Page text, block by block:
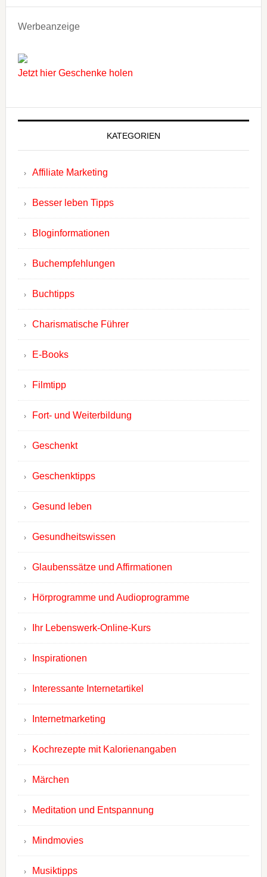
Werbeanzeige
Jetzt hier Geschenke holen
KATEGORIEN
Affiliate Marketing
Besser leben Tipps
Bloginformationen
Buchempfehlungen
Buchtipps
Charismatische Führer
E-Books
Filmtipp
Fort- und Weiterbildung
Geschenkt
Geschenktipps
Gesund leben
Gesundheitswissen
Glaubenssätze und Affirmationen
Hörprogramme und Audioprogramme
Ihr Lebenswerk-Online-Kurs
Inspirationen
Interessante Internetartikel
Internetmarketing
Kochrezepte mit Kalorienangaben
Märchen
Meditation und Entspannung
Mindmovies
Musiktipps